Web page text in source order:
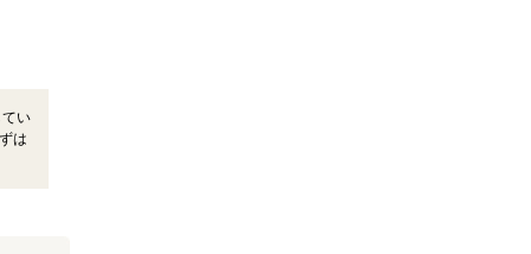
い
は